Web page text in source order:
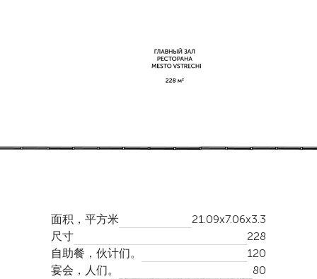
面积，平方米
21.09x7.06x3.3
尺寸
228
自助餐，伙计们。
120
宴会，人们。
80